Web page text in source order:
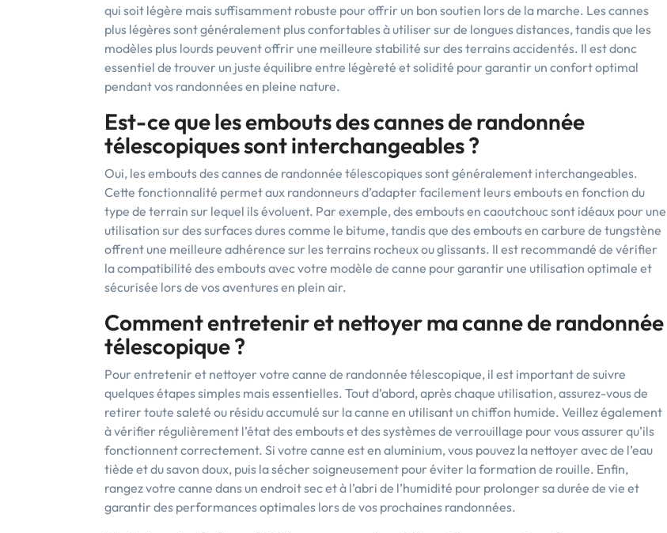
qui soit légère mais suffisamment robuste pour offrir un bon soutien lors de la marche. Les cannes
plus légères sont généralement plus confortables à utiliser sur de longues distances, tandis que les
modèles plus lourds peuvent offrir une meilleure stabilité sur des terrains accidentés. Il est donc
essentiel de trouver un juste équilibre entre légèreté et solidité pour garantir un confort optimal
pendant vos randonnées en pleine nature.
Est-ce que les embouts des cannes de randonnée
télescopiques sont interchangeables ?
Oui, les embouts des cannes de randonnée télescopiques sont généralement interchangeables.
Cette fonctionnalité permet aux randonneurs d’adapter facilement leurs embouts en fonction du
type de terrain sur lequel ils évoluent. Par exemple, des embouts en caoutchouc sont idéaux pour une
utilisation sur des surfaces dures comme le bitume, tandis que des embouts en carbure de tungstène
offrent une meilleure adhérence sur les terrains rocheux ou glissants. Il est recommandé de vérifier
la compatibilité des embouts avec votre modèle de canne pour garantir une utilisation optimale et
sécurisée lors de vos aventures en plein air.
Comment entretenir et nettoyer ma canne de randonnée
télescopique ?
Pour entretenir et nettoyer votre canne de randonnée télescopique, il est important de suivre
quelques étapes simples mais essentielles. Tout d’abord, après chaque utilisation, assurez-vous de
retirer toute saleté ou résidu accumulé sur la canne en utilisant un chiffon humide. Veillez également
à vérifier régulièrement l’état des embouts et des systèmes de verrouillage pour vous assurer qu’ils
fonctionnent correctement. Si votre canne est en aluminium, vous pouvez la nettoyer avec de l’eau
tiède et du savon doux, puis la sécher soigneusement pour éviter la formation de rouille. Enfin,
rangez votre canne dans un endroit sec et à l’abri de l’humidité pour prolonger sa durée de vie et
garantir des performances optimales lors de vos prochaines randonnées.